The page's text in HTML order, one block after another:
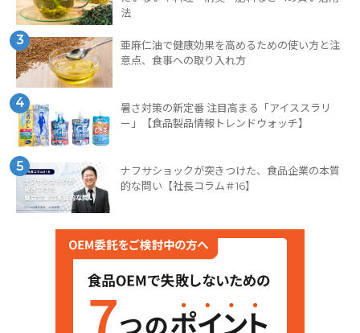
法
3
亜麻仁油で健康効果を高めるための使い方と注
意点、食事への取り入れ方
4
暑さ対策の新定番 注目高まる「アイススラリ
ー」【食品製品情報トレンドウォッチ】
5
ナフサショックが突きつけた、食品企業の本質
的な問い【社長コラム＃16】